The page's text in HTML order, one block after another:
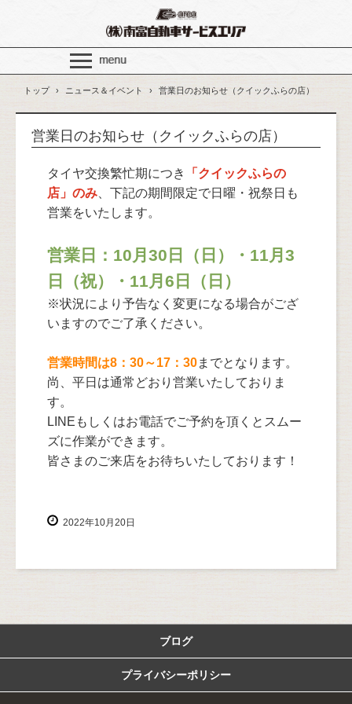
トップ › ニュース＆イベント › 営業日のお知らせ（クイックふらの店）
営業日のお知らせ（クイックふらの店）
タイヤ交換繁忙期につき
「クイックふらの
店」のみ 、下記の期間限定で日曜・祝祭日も
営業をいたします。
営業日：10月30日（日）・11月3
日（祝）・11月6日（日）
※状況により予告なく変更になる場合がござ
いますのでご了承ください。
営業時間は8：30～17：30までとなります。
尚、平日は通常どおり営業いたしておりま
す。
LINEもしくはお電話でご予約を頂くとスムー
ズに作業ができます。
皆さまのご来店をお待ちいたしております！
2022年10月20日
ブログ
プライバシーポリシー